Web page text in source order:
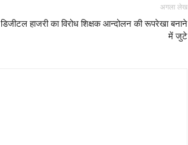
अगला लेख
डिजीटल हाजरी का विरोध शिक्षक आन्दोलन की रूपरेखा बनाने
में जुटे